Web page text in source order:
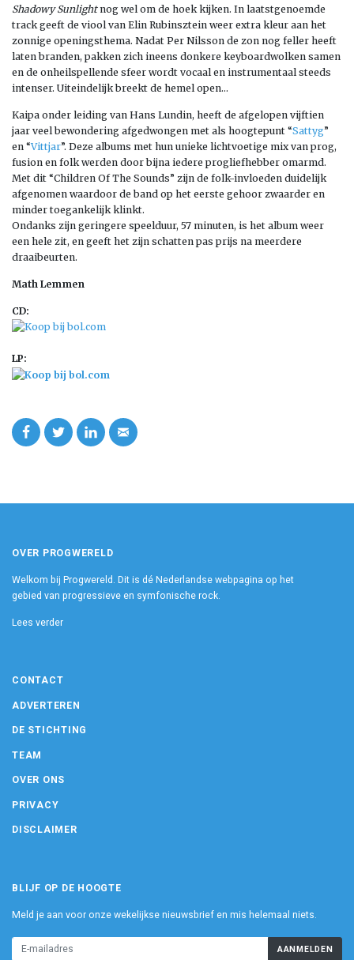
Shadowy Sunlightnog wel om de hoek kijken. In laatstgenoemde
track geeft de viool van Elin Rubinsztein weer extra kleur aan het
zonnige openingsthema. Nadat Per Nilsson de zon nog feller heeft
laten branden, pakken zich ineens donkere keyboardwolken samen
en de onheilspellende sfeer wordt vocaal en instrumentaal steeds
intenser. Uiteindelijk breekt de hemel open…
Kaipa onder leiding van Hans Lundin, heeft de afgelopen vijftien
jaar veel bewondering afgedwongen met als hoogtepunt “Sattyg”
en “Vittjar”. Deze albums met hun unieke lichtvoetige mix van prog,
fusion en folk werden door bijna iedere progliefhebber omarmd.
Met dit “Children Of The Sounds” zijn de folk-invloeden duidelijk
afgenomen waardoor de band op het eerste gehoor zwaarder en
minder toegankelijk klinkt.
Ondanks zijn geringere speelduur, 57 minuten, is het album weer
een hele zit, en geeft het zijn schatten pas prijs na meerdere
draaibeurten.
Math Lemmen
CD:
LP:
OVER PROGWERELD
Welkom bij Progwereld. Dit is dé Nederlandse webpagina op het
gebied van progressieve en symfonische rock.
Lees verder
CONTACT
ADVERTEREN
DE STICHTING
TEAM
OVER ONS
PRIVACY
DISCLAIMER
BLIJF OP DE HOOGTE
Meld je aan voor onze wekelijkse nieuwsbrief en mis helemaal niets.
AANMELDEN